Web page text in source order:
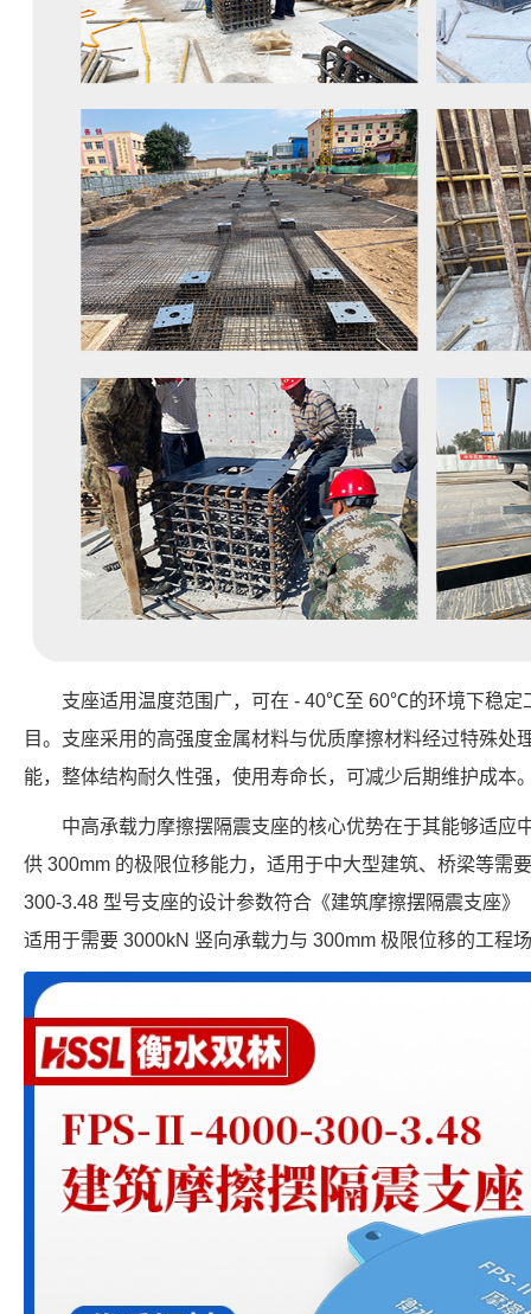
支座适用温度范围广，可在 - 40℃至 60℃的环境下稳定
目。支座采用的高强度金属材料与优质摩擦材料经过特殊处
能，整体结构耐久性强，使用寿命长，可减少后期维护成本
中高承载力摩擦摆隔震支座的核心优势在于其能够适应
供 300mm 的极限位移能力，适用于中大型建筑、桥梁等需
300-3.48 型号支座的设计参数符合《建筑摩擦摆隔震支座》
适用于需要 3000kN 竖向承载力与 300mm 极限位移的工程